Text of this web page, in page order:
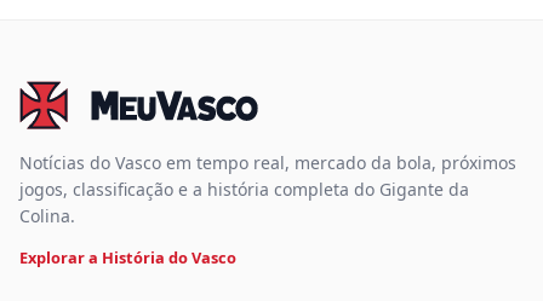
Notícias do Vasco em tempo real, mercado da bola, próximos
jogos, classificação e a história completa do Gigante da
Colina.
Explorar a História do Vasco